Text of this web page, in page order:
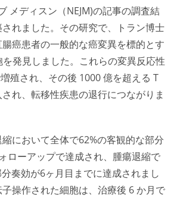
メディスン（NEJM)の記事の調査結
れました。その研究で、トラン博士
癌患者の一般的な癌変異を標的とす
を発見しました。これらの変異反応性
殖され、その後 1000 億を超える T
れ、転移性疾患の退行につながりま
において全体で62%の客観的な部分
ローアップで達成され、腫瘍退縮で
奏効が6ヶ月目までに達成されまし
操作された細胞は、治療後 6 か月で